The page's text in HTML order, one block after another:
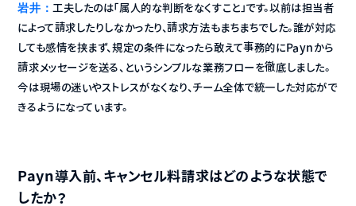
岩井： 工夫したのは「属人的な判断をなくすこと」です。以前は担当者
によって請求したりしなかったり、請求方法もまちまちでした。誰が対応
しても感情を挟まず、規定の条件になったら敢えて事務的にPaynから
請求メッセージを送る、というシンプルな業務フローを徹底しました。
今は現場の迷いやストレスがなくなり、チーム全体で統一した対応がで
きるようになっています。
Payn導入前、キャンセル料請求はどのような状態で
したか？